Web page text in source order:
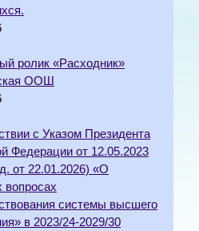
ролик «Расходник»
ООШ
с Указом Президента
Федерации от 12.05.2023
от 22.01.2026) «О
вопросах
системы высшего
в 2023/24-2029/30